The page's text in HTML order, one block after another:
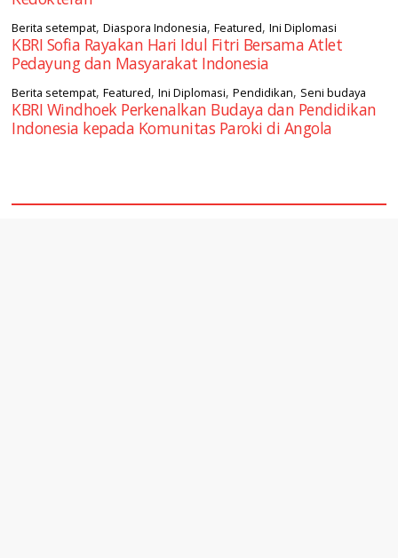
Berita setempat,Diaspora Indonesia,Featured,Ini Diplomasi
KBRI Sofia Rayakan Hari Idul Fitri Bersama Atlet
Pedayung dan Masyarakat Indonesia
Berita setempat,Featured,Ini Diplomasi,Pendidikan, Seni budaya
KBRI Windhoek Perkenalkan Budaya dan Pendidikan
Indonesia kepada Komunitas Paroki di Angola